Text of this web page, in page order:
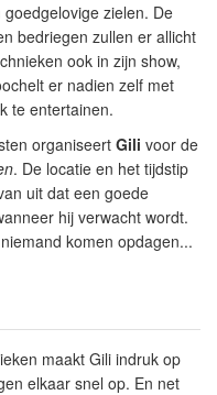
zielen. De
bedriegen zullen er allicht
ook in zijn show,
er nadien zelf met
te entertainen.
organiseert Gili voor de
. De locatie en het tijdstip
uit dat een goede
hij verwacht wordt.
komen opdagen...
maakt Gili indruk op
elkaar snel op. En net